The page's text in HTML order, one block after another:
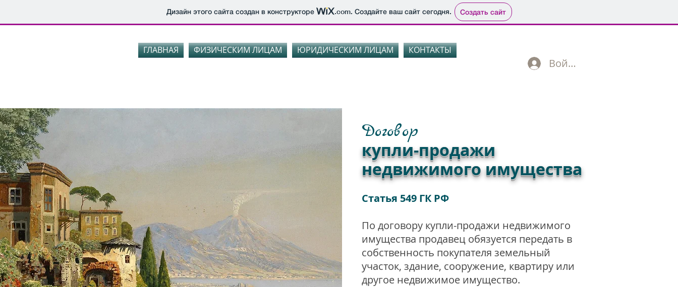
Дизайн этого сайта создан в конструкторе .com. Создайте ваш сайт сегодня. Создать сайт
ГЛАВНАЯ ФИЗИЧЕСКИМ ЛИЦАМ ЮРИДИЧЕСКИМ ЛИЦАМ КОНТАКТЫ
Войти
Договор
купли-продажи
недвижимого имущества
Статья 549 ГК РФ
По договору купли-продажи недвижимого
имущества продавец обязуется передать в
собственность покупателя земельный
участок, здание, сооружение, квартиру или
другое недвижимое имущество.